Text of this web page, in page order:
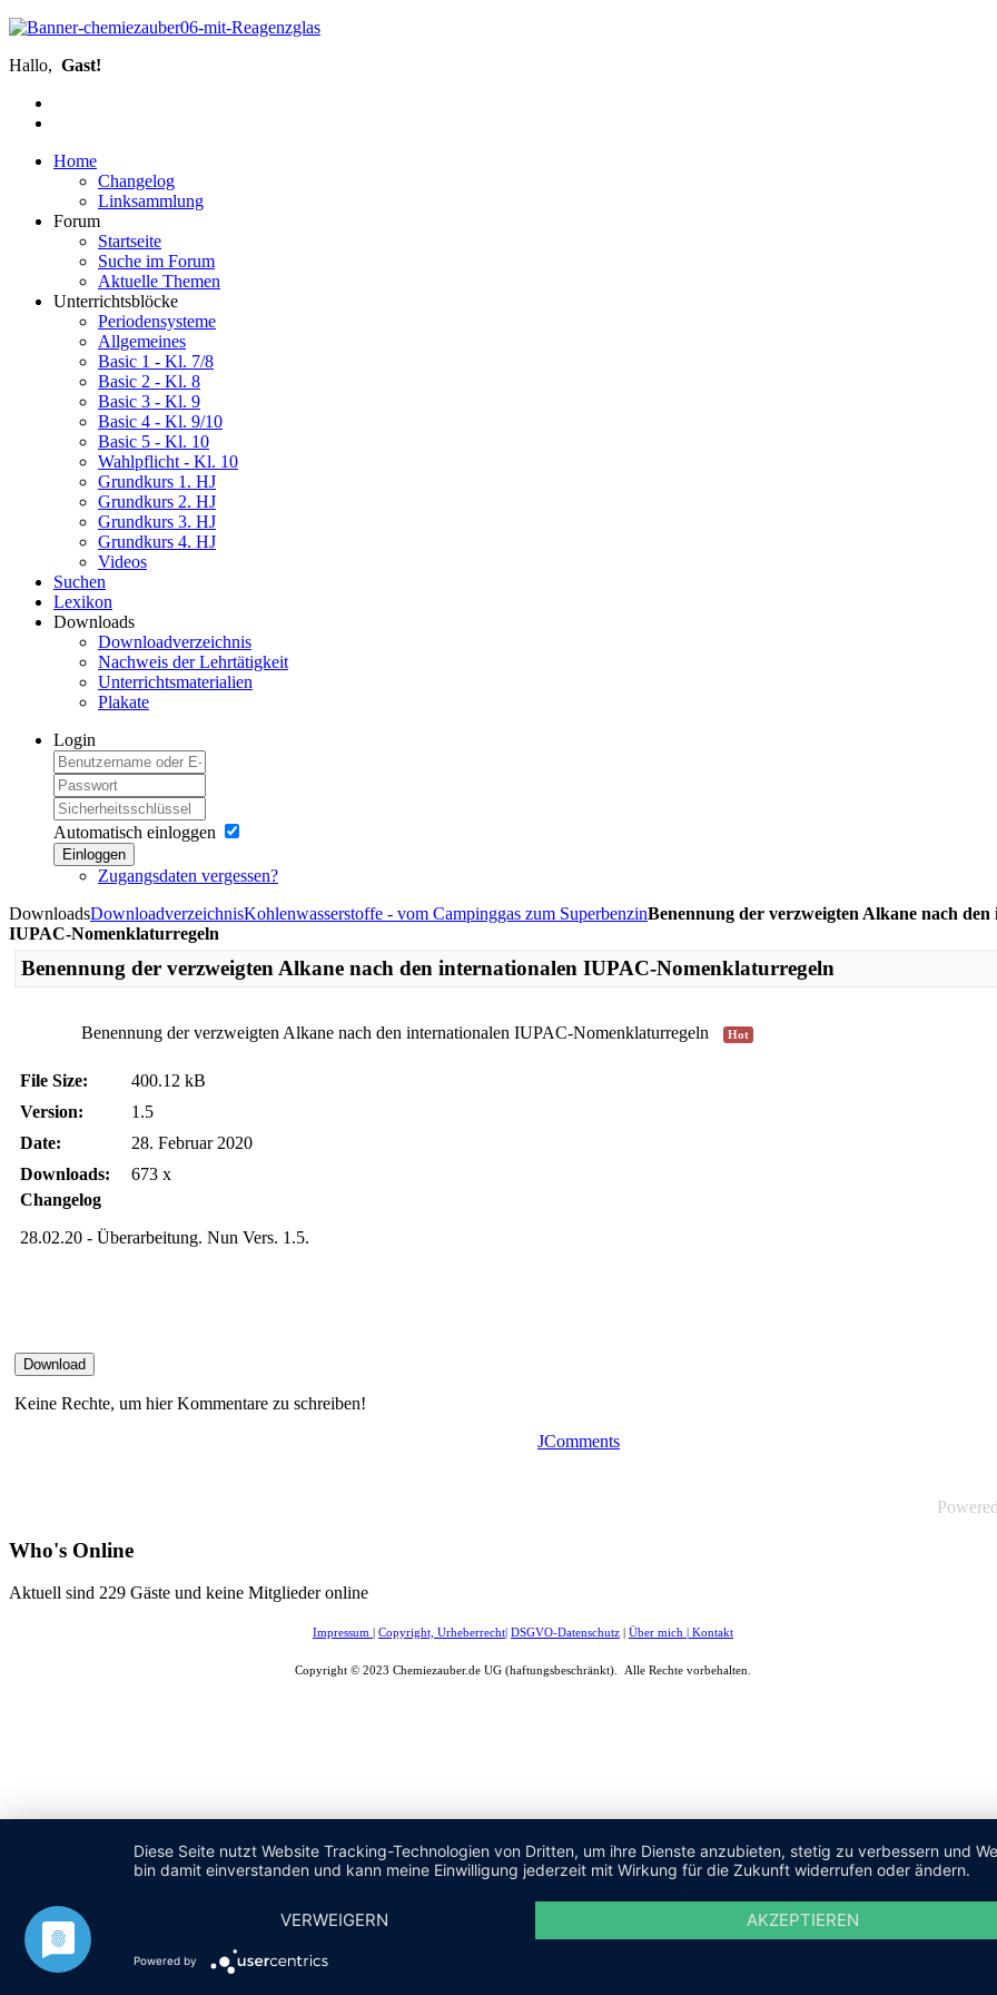
Hallo, Gast!
Home
Changelog
Linksammlung
Forum
Startseite
Suche im Forum
Aktuelle Themen
Unterrichtsblöcke
Periodensysteme
Allgemeines
Basic 1 - Kl. 7/8
Basic 2 - Kl. 8
Basic 3 - Kl. 9
Basic 4 - Kl. 9/10
Basic 5 - Kl. 10
Wahlpflicht - Kl. 10
Grundkurs 1. HJ
Grundkurs 2. HJ
Grundkurs 3. HJ
Grundkurs 4. HJ
Videos
Suchen
Lexikon
Downloads
Downloadverzeichnis
Nachweis der Lehrtätigkeit
Unterrichtsmaterialien
Plakate
Login
Automatisch einloggen
Einloggen
Zugangsdaten vergessen?
DownloadsDownloadverzeichnisKohlenwasserstoffe - vom Campinggas zum SuperbenzinBenennung der verzweigten Alkane nach
IUPAC-Nomenklaturregeln
Benennung der verzweigten Alkane nach den internationalen IUPAC-Nomenklaturregeln
Benennung der verzweigten Alkane nach den internationalen IUPAC-Nomenklaturregeln Hot
File Size:
400.12 kB
Version:
1.5
Date:
28. Februar 2020
Downloads:
673 x
Changelog
28.02.20 - Überarbeitung. Nun Vers. 1.5.
Keine Rechte, um hier Kommentare zu schreiben!
JComments
Who's Online
Aktuell sind 229 Gäste und keine Mitglieder online
Impressum Copyright, Urheberrecht DSGVO-Datenschutz Über mich Kontakt
Copyright © 2023 Chemiezauber.de UG (haftungsbeschränkt). Alle Rechte vorbehalten.
Diese Seite nutzt Website Tracking-Technologien von Dritten, um ihre Dienste anzubieten, stetig zu verbessern und
bin damit einverstanden und kann meine Einwilligung jederzeit mit Wirkung für die Zukunft widerrufen oder ändern.
VERWEIGERN AKZEPTIEREN
Powered by